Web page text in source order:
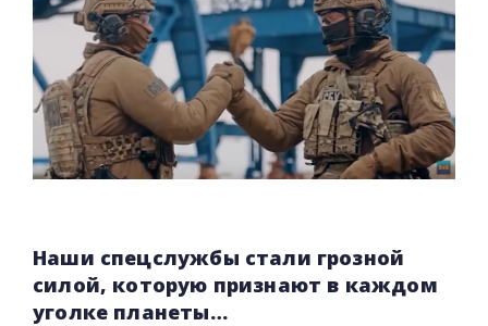
Наши спецслужбы стали грозной
силой, которую признают в каждом
уголке планеты…